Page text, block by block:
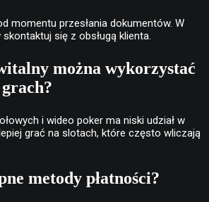
momentu przesłania dokumentów. W
się z obsługą klienta.
można wykorzystać
i wideo poker ma niski udział w
grać na slotach, które często wliczają
metody płatności?